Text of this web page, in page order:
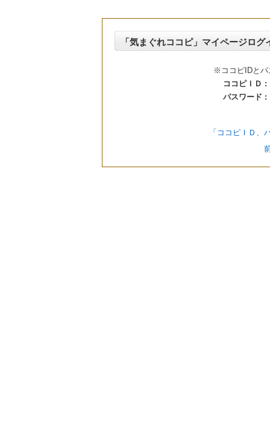
「気まぐれココピ」マイページログ
※ココピIDとパ
ココピＩＤ :
パスワード :
「ココピＩＤ、